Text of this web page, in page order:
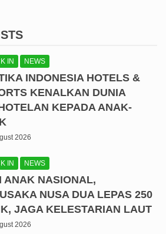
IN NEWS
INDONESIA HOTELS &
KENALKAN DUNIA
KEPADA ANAK-
2026
IN NEWS
ANAK NASIONAL,
NUSA DUA LEPAS 250
JAGA KELESTARIAN LAUT
2026